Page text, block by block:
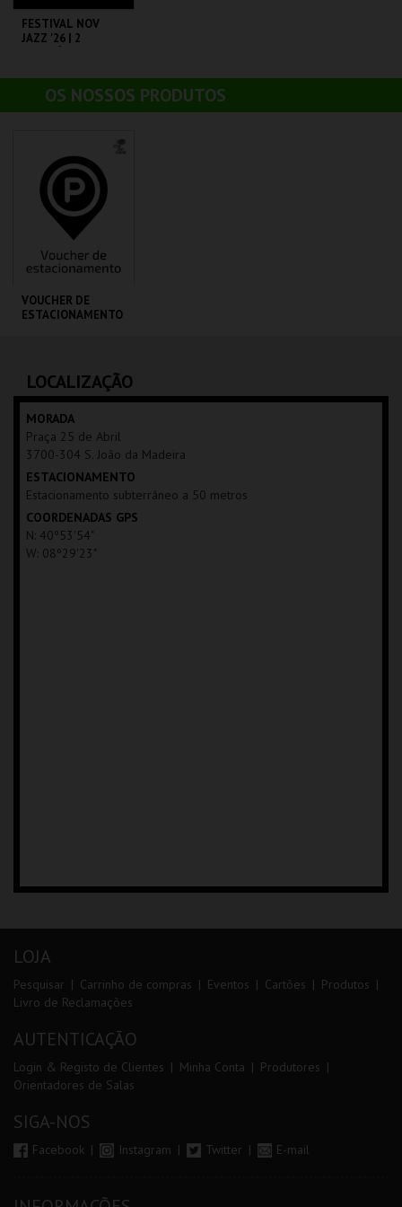
FESTIVAL NOV
JAZZ '26 | 2
MADEIRA
AQUISIÇÃO
COMPRAR
OS NOSSOS PRODUTOS
VOUCHER DE
ESTACIONAMENTO
MAIS INFO
COMPRAR
LOCALIZAÇÃO
MORADA
Praça 25 de Abril
3700-304 S. João da Madeira
ESTACIONAMENTO
Estacionamento subterrâneo a 50 metros
COORDENADAS GPS
N: 40º53'54"
W: 08º29'23"
LOJA
Pesquisar Carrinho de compras Eventos Cartões
Produtos
Livro de Reclamações
AUTENTICAÇÃO
Login & Registo de Clientes Minha Conta
Produtores
Orientadores de Salas
SIGA-NOS
Facebook Instagram Twitter E-mail